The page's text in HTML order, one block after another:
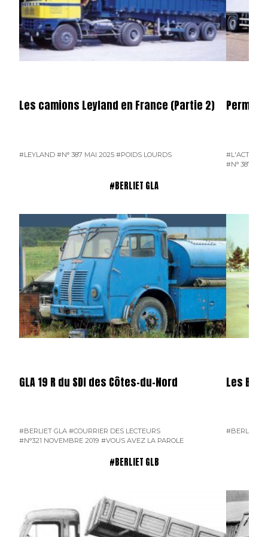
Les camions Leyland en France (Partie 2)
#LEYLAND #N° 387 MAI 2025 #POIDS LOURDS
Permier
#N° 387 MAI
#BERLIET GLA
GLA 19 R du SDI des Côtes-du-Nord
#BERLIET GLA #COURRIER DES LECTEURS
#N°321 NOVEMBRE 2019 #VOUS AVEZ LA PAROLE
Les
#BERLIET
#BERLIET GLB